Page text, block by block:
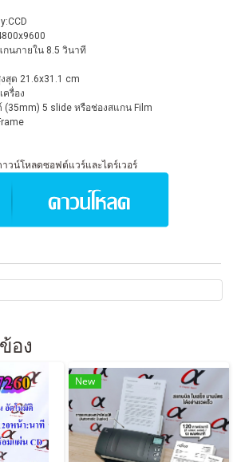
นภายใน 8.5 วินาที
สุด 21.6x31.1 cm
รื่อง
(35mm) 5 slide หรือช่องสแกน Film
วน์โหลดซอฟต์แวร์และไดร์เวอร์
อง
New